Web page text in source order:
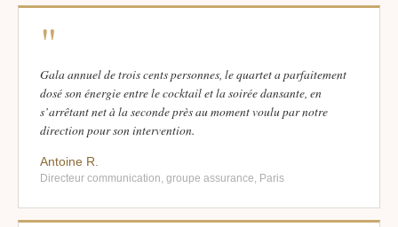
"
Gala annuel de trois cents personnes, le quartet a parfaitement
dosé son énergie entre le cocktail et la soirée dansante, en
s’arrêtant net à la seconde près au moment voulu par notre
direction pour son intervention.
Antoine R.
Directeur communication, groupe assurance, Paris